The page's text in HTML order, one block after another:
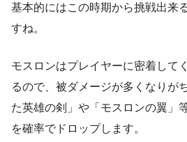
基本的にはこの時期から挑戦出来
すね。
モスロンはプレイヤーに密着して
るので、被ダメージが多くなりが
た英雄の剣」や「モスロンの翼」
を確率でドロップします。